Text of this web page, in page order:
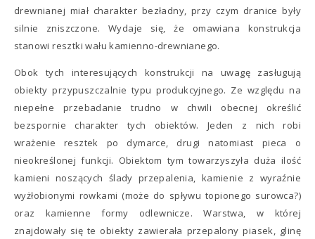
drewnianej miał charakter bezładny, przy czym dranice były
silnie zniszczone. Wydaje się, że omawiana konstrukcja
stanowi resztki wału kamienno-drewnianego.
Obok tych interesujących konstrukcji na uwagę zasługują
obiekty przypuszczalnie typu produkcyjnego. Ze względu na
niepełne przebadanie trudno w chwili obecnej określić
bezspornie charakter tych obiektów. Jeden z nich robi
wrażenie resztek po dymarce, drugi natomiast pieca o
nieokreślonej funkcji. Obiektom tym towarzyszyła duża ilość
kamieni noszących ślady przepalenia, kamienie z wyraźnie
wyżłobionymi rowkami (może do spływu topionego surowca?)
oraz kamienne formy odlewnicze. Warstwa, w której
znajdowały się te obiekty zawierała przepalony piasek, glinę